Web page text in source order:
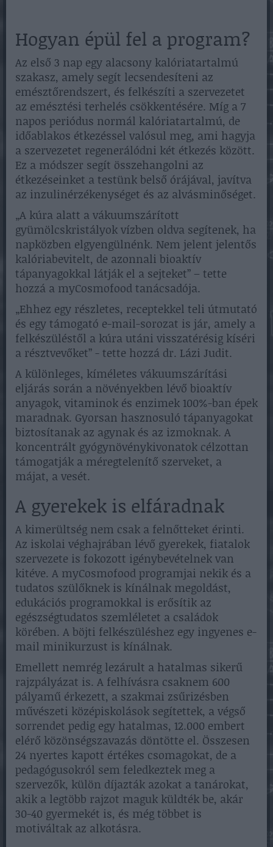
Hogyan épül fel a program?
Az első 3 nap egy alacsony kalóriatartalmú
szakasz, amely segít lecsendesíteni az
emésztőrendszert, és felkészíti a szervezetet
az emésztési terhelés csökkentésére. Míg a 7
napos periódus normál kalóriatartalmú, de
időablakos étkezéssel valósul meg, ami hagyja
a szervezetet regenerálódni két étkezés között.
Ez a módszer segít összehangolni az
étkezéseinket a testünk belső órájával, javítva
az inzulinérzékenységet és az alvásminőséget.
„A kúra alatt a vákuumszárított
gyümölcskristályok vízben oldva segítenek, ha
napközben elgyengülnénk. Nem jelent jelentős
kalóriabevitelt, de azonnali bioaktív
tápanyagokkal látják el a sejteket” – tette
hozzá a myCosmofood tanácsadója.
„Ehhez egy részletes, receptekkel teli útmutató
és egy támogató e-mail-sorozat is jár, amely a
felkészüléstől a kúra utáni visszatérésig kíséri
a résztvevőket” - tette hozzá dr. Lázi Judit.
A különleges, kíméletes vákuumszárítási
eljárás során a növényekben lévő bioaktív
anyagok, vitaminok és enzimek 100%-ban épek
maradnak. Gyorsan hasznosuló tápanyagokat
biztosítanak az agynak és az izmoknak. A
koncentrált gyógynövénykivonatok célzottan
támogatják a méregtelenítő szerveket, a
májat, a vesét.
A gyerekek is elfáradnak
A kimerültség nem csak a felnőtteket érinti.
Az iskolai véghajrában lévő gyerekek, fiatalok
szervezete is fokozott igénybevételnek van
kitéve. A myCosmofood programjai nekik és a
tudatos szülőknek is kínálnak megoldást,
edukációs programokkal is erősítik az
egészségtudatos szemléletet a családok
körében. A böjti felkészüléshez egy ingyenes e-
mail minikurzust is kínálnak.
Emellett nemrég lezárult a hatalmas sikerű
rajzpályázat is. A felhívásra csaknem 600
pályamű érkezett, a szakmai zsűrizésben
művészeti középiskolások segítettek, a végső
sorrendet pedig egy hatalmas, 12.000 embert
elérő közönségszavazás döntötte el. Összesen
24 nyertes kapott értékes csomagokat, de a
pedagógusokról sem feledkeztek meg a
szervezők, külön díjazták azokat a tanárokat,
akik a legtöbb rajzot maguk küldték be, akár
30-40 gyermekét is, és még többet is
motiváltak az alkotásra.